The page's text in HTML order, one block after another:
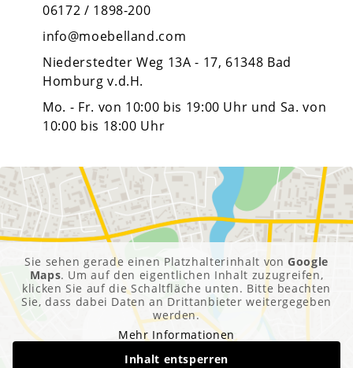
06172 / 1898-200
info@moebelland.com
Niederstedter Weg 13A - 17, 61348 Bad
Homburg v.d.H.
Mo. - Fr. von 10:00 bis 19:00 Uhr und Sa. von
10:00 bis 18:00 Uhr
Sie sehen gerade einen Platzhalterinhalt vonGoogle
Maps. Um auf den eigentlichen Inhalt zuzugreifen,
klicken Sie auf die Schaltfläche unten. Bitte beachten
Sie, dass dabei Daten an Drittanbieter weitergegeben
werden.
Mehr Informationen
Inhalt entsperren